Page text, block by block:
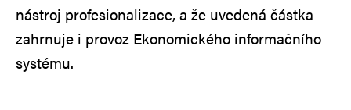
nástroj profesionalizace, a že uvedená částka
zahrnuje i provoz Ekonomického informačního
systému.